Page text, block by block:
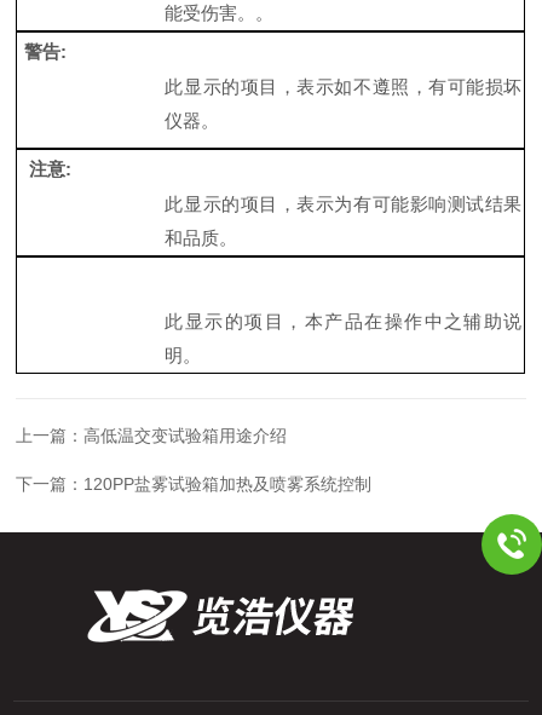
能受伤害。 。
警告:
此显示的项目，表示如不遵照，有可能损坏
仪器。
注意:
此显示的项目，表示为有可能影响测试结果
和品质。
此显示的项目，本产品在操作中之辅助说
明。
上一篇：高低温交变试验箱用途介绍
下一篇： 120PP盐雾试验箱加热及喷雾系统控制